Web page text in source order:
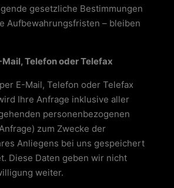
gesetzliche Bestimmungen
Aufbewahrungsfristen – bleiben
Telefon oder Telefax
E-Mail, Telefon oder Telefax
Ihre Anfrage inklusive aller
personenbezogenen
zum Zwecke der
Anliegens bei uns gespeichert
Diese Daten geben wir nicht
weiter.